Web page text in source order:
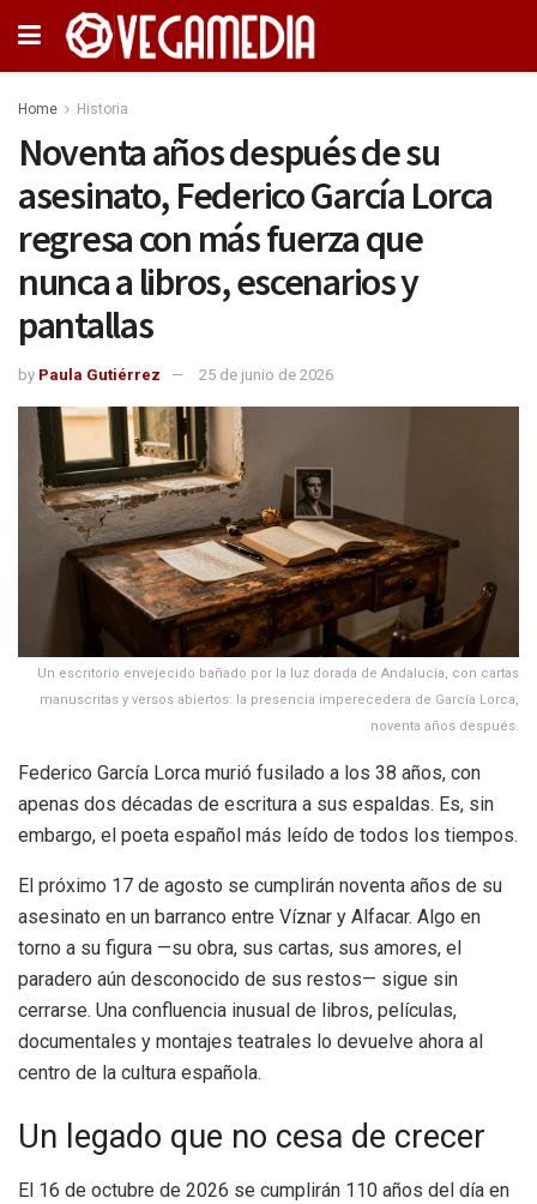
Home Historia
Noventa años después de su
asesinato, Federico García Lorca
regresa con más fuerza que
nunca a libros, escenarios y
pantallas
by Paula Gutiérrez 25 de junio de 2026
Un escritorio envejecido bañado por la luz dorada de Andalucía, con cartas
manuscritas y versos abiertos: la presencia imperecedera de García Lorca,
noventa años después.
Federico García Lorca murió fusilado a los 38 años, con
apenas dos décadas de escritura a sus espaldas. Es, sin
embargo, el poeta español más leído de todos los tiempos.
El próximo 17 de agosto se cumplirán noventa años de su
asesinato en un barranco entre Víznar y Alfacar. Algo en
torno a su figura —su obra, sus cartas, sus amores, el
paradero aún desconocido de sus restos— sigue sin
cerrarse. Una confluencia inusual de libros, películas,
documentales y montajes teatrales lo devuelve ahora al
centro de la cultura española.
Un legado que no cesa de crecer
El 16 de octubre de 2026 se cumplirán 110 años del día en